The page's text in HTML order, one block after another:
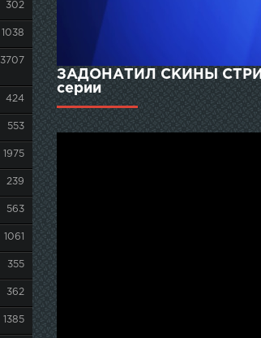
302
1038
3707
424
553
1975
239
563
1061
355
362
1385
ЗАДОНАТИЛ СКИНЫ
серии